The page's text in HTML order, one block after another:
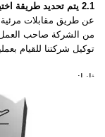
2.1 يتم تحديد طريقة اختيار العمالة النهائي بواسطة صاحب العمل
عن طريق مقابلات مرئية
من الشركة صاحب العمل
توكيل شركتنا للقيام
ثانيا: